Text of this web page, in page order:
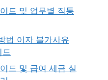
드 및 업무별 직통
법 이자 불가사유
드 및 급여 세금 실